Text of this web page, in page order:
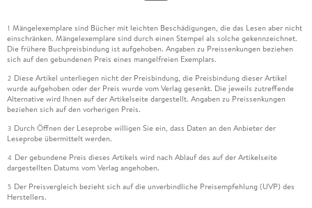
1 Mängelexemplare sind Bücher mit leichten Beschädigungen, die das Lesen aber nicht
einschränken. Mängelexemplare sind durch einen Stempel als solche gekennzeichnet.
Die frühere Buchpreisbindung ist aufgehoben. Angaben zu Preissenkungen beziehen
sich auf den gebundenen Preis eines mangelfreien Exemplars.
2 Diese Artikel unterliegen nicht der Preisbindung, die Preisbindung dieser Artikel
wurde aufgehoben oder der Preis wurde vom Verlag gesenkt. Die jeweils zutreffende
Alternative wird Ihnen auf der Artikelseite dargestellt. Angaben zu Preissenkungen
beziehen sich auf den vorherigen Preis.
3 Durch Öffnen der Leseprobe willigen Sie ein, dass Daten an den Anbieter der
Leseprobe übermittelt werden.
4 Der gebundene Preis dieses Artikels wird nach Ablauf des auf der Artikelseite
dargestellten Datums vom Verlag angehoben.
5 Der Preisvergleich bezieht sich auf die unverbindliche Preisempfehlung (UVP) des
Herstellers.